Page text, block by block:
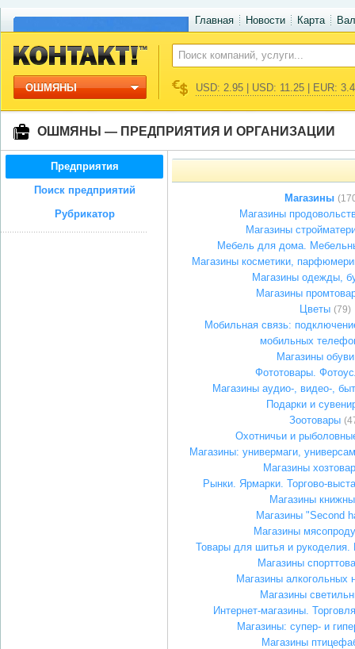
Главная Новости Карта
ОШМЯНЫ USD: 2.95 | USD: 11.25 | EUR:
ОШМЯНЫ — ПРЕДПРИЯТИЯ И ОРГАНИЗАЦИИ
Предприятия
Поиск предприятий
Рубрикатор
Магазины
Магазины
Магазины
Мебель для дома.
Магазины косметики,
Магазины одежды,
Магазины
Цветы (79)
Мобильная связь:
мобильных
Магазины обуви
Фототовары.
Магазины аудио-, видео-,
Подарки и
Зоотовары
Охотничьи и
Магазины: универмаги,
Магазины
Рынки. Ярмарки. Торгово-
Магазины
Магазины "Second
Магазины
Товары для шитья и рукоделия.
Магазины
Магазины алкогольных
Магазины
Интернет-магазины.
Магазины: супер- и
Магазины